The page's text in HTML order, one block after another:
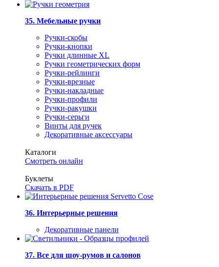
35. Мебельные ручки
Ручки-скобы
Ручки-кнопки
Ручки длинные XL
Ручки геометрических форм
Ручки-рейлинги
Ручки-врезные
Ручки-накладные
Ручки-профили
Ручки-ракушки
Ручки-серьги
Винты для ручек
Декоративные аксессуары
Каталоги
Смотреть онлайн
Буклеты
Скачать в PDF
36. Интерьерные решения
Декоративные панели
37. Все для шоу-румов и салонов